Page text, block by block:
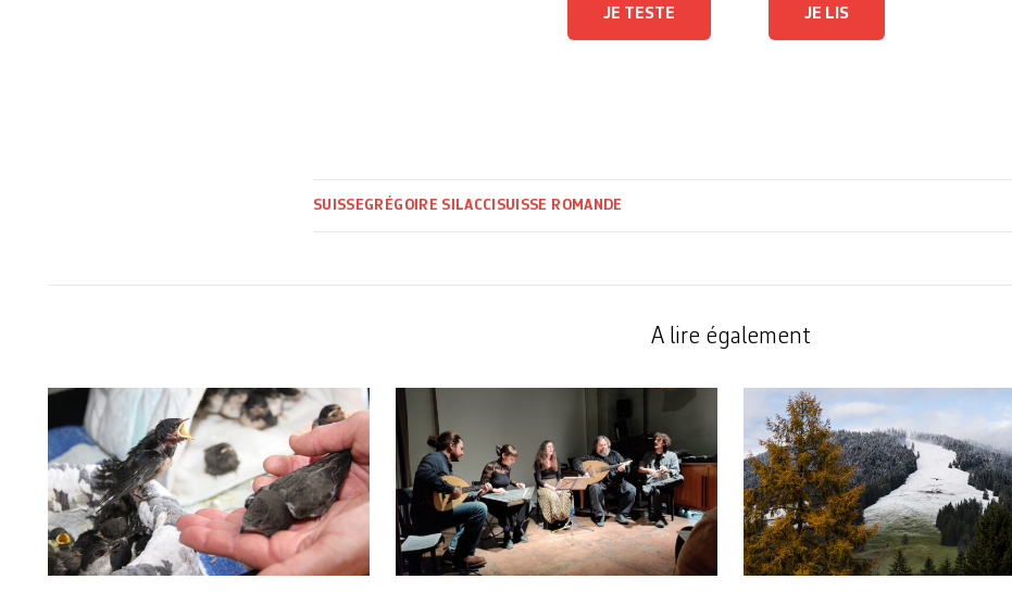
JE TESTE JE LIS
SUISSEGRÉGOIRE SILACCI SUISSE ROMANDE
A lire également